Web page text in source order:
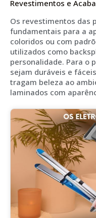
Revestimentos e
Os revestimentos das
fundamentais para a
coloridos ou com
utilizados como
personalidade. Para o
sejam duráveis e
tragam beleza ao
laminados com